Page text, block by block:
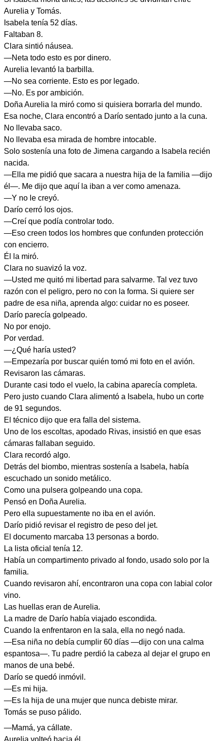
Aurelia y Tomás.
Isabela tenía 52 días.
Faltaban 8.
Clara sintió náusea.
—Neta todo esto es por dinero.
Aurelia levantó la barbilla.
—No sea corriente. Esto es por legado.
—No. Es por ambición.
Doña Aurelia la miró como si quisiera borrarla del mundo.
Esa noche, Clara encontró a Darío sentado junto a la cuna.
No llevaba saco.
No llevaba esa mirada de hombre intocable.
Solo sostenía una foto de Jimena cargando a Isabela recién
nacida.
—Ella me pidió que sacara a nuestra hija de la familia —dijo
él—. Me dijo que aquí la iban a ver como amenaza.
—Y no le creyó.
Darío cerró los ojos.
—Creí que podía controlar todo.
—Eso creen todos los hombres que confunden protección
con encierro.
Él la miró.
Clara no suavizó la voz.
—Usted me quitó mi libertad para salvarme. Tal vez tuvo
razón con el peligro, pero no con la forma. Si quiere ser
padre de esa niña, aprenda algo: cuidar no es poseer.
Darío parecía golpeado.
No por enojo.
Por verdad.
—¿Qué haría usted?
—Empezaría por buscar quién tomó mi foto en el avión.
Revisaron las cámaras.
Durante casi todo el vuelo, la cabina aparecía completa.
Pero justo cuando Clara alimentó a Isabela, hubo un corte
de 91 segundos.
El técnico dijo que era falla del sistema.
Uno de los escoltas, apodado Rivas, insistió en que esas
cámaras fallaban seguido.
Clara recordó algo.
Detrás del biombo, mientras sostenía a Isabela, había
escuchado un sonido metálico.
Como una pulsera golpeando una copa.
Pensó en Doña Aurelia.
Pero ella supuestamente no iba en el avión.
Darío pidió revisar el registro de peso del jet.
El documento marcaba 13 personas a bordo.
La lista oficial tenía 12.
Había un compartimento privado al fondo, usado solo por la
familia.
Cuando revisaron ahí, encontraron una copa con labial color
vino.
Las huellas eran de Aurelia.
La madre de Darío había viajado escondida.
Cuando la enfrentaron en la sala, ella no negó nada.
—Esa niña no debía cumplir 60 días —dijo con una calma
espantosa—. Tu padre perdió la cabeza al dejar el grupo en
manos de una bebé.
Darío se quedó inmóvil.
—Es mi hija.
—Es la hija de una mujer que nunca debiste mirar.
Tomás se puso pálido.
—Mamá, ya cállate.
Aurelia volteó hacia él.